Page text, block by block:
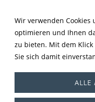
Wir verwenden Cookies
optimieren und Ihnen
zu bieten. Mit dem
Sie sich damit
ALLE